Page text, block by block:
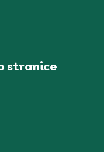
stranice